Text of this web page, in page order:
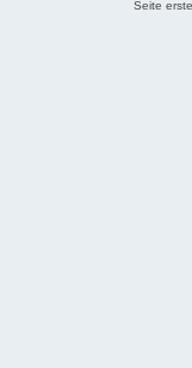
Seite